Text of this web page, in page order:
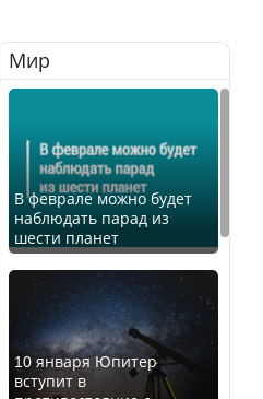
Мир
В феврале можно будет
наблюдать парад из
шести планет
10 января Юпитер
вступит в